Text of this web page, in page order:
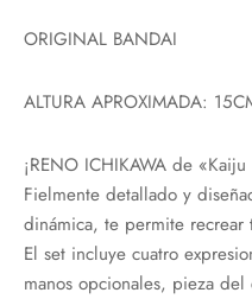
ORIGINAL BANDAI
ALTURA APROXIMADA:
¡RENO ICHIKAWA de
Fielmente detallado y
dinámica, te permite recrear
El set incluye cuatro
manos opcionales, pieza